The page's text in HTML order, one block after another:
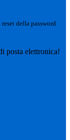
della password
posta elettronica!